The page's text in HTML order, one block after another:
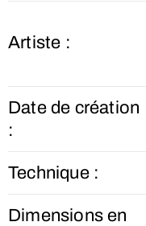
Artiste :
Date de création
:
Technique :
Dimensions en